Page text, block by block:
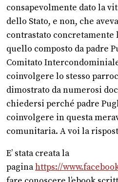
consapevolmente dato la
dello Stato, e non, che
contrastato concretamente
quello composto da padre
Comitato
coinvolgere lo stesso
dimostrato da numerosi
chiedersi perché padre
coinvolgere in questa
comunitaria. A voi la
E’ stata creata la
paginahttps://